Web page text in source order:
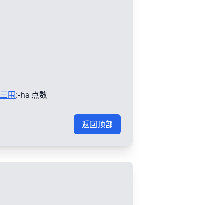
三围:-ha 点数
返回顶部